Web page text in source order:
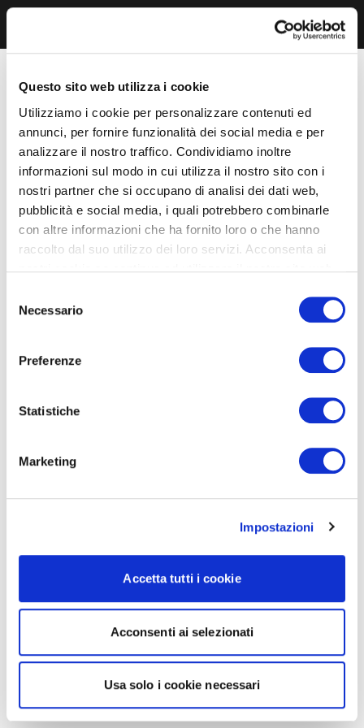
Questo sito web utilizza i cookie
Utilizziamo i cookie per personalizzare contenuti ed
annunci, per fornire funzionalità dei social media e per
analizzare il nostro traffico. Condividiamo inoltre
informazioni sul modo in cui utilizza il nostro sito con i
nostri partner che si occupano di analisi dei dati web,
pubblicità e social media, i quali potrebbero combinarle
con altre informazioni che ha fornito loro o che hanno
raccolto dal suo utilizzo dei loro servizi. Acconsenta ai
delNecessario
Preferenze
Statistiche
Marketing
Impostazioni
Accetta tutti i cookie
Acconsenti ai selezionati
Usa solo i cookie necessari